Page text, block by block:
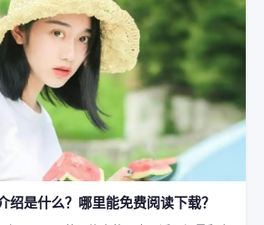
绍是什么？哪里能免费阅读下载？